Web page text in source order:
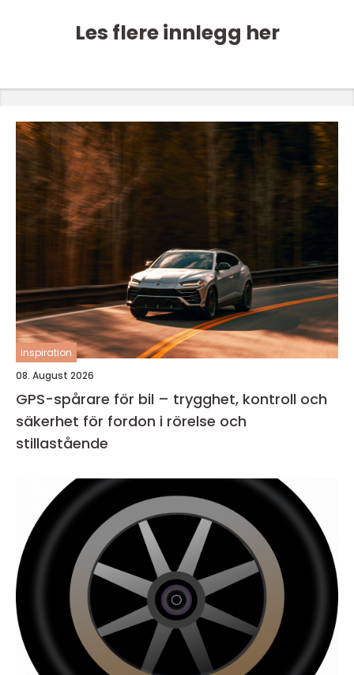
Les flere innlegg her
inspiration
08. August 2026
GPS-spårare för bil – trygghet, kontroll och
säkerhet för fordon i rörelse och
stillastående